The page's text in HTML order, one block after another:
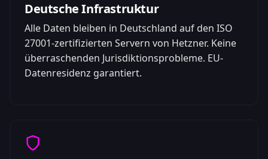
Deutsche Infrastruktur
Alle Daten bleiben in Deutschland auf den ISO
27001-zertifizierten Servern von Hetzner. Keine
überraschenden Jurisdiktionsprobleme. EU-
Datenresidenz garantiert.